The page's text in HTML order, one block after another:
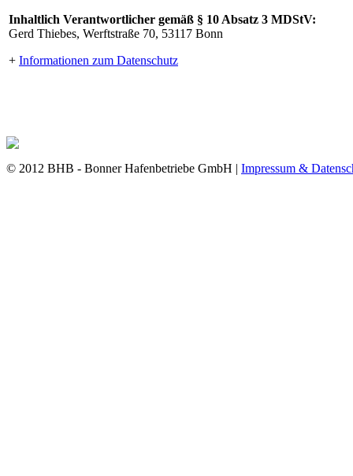
Inhaltlich Verantwortlicher gemäß § 10 Absatz 3 MDStV:
Gerd Thiebes, Werftstraße 70, 53117 Bonn
+ Informationen zum Datenschutz
© 2012 BHB - Bonner Hafenbetriebe GmbH | Impressum &